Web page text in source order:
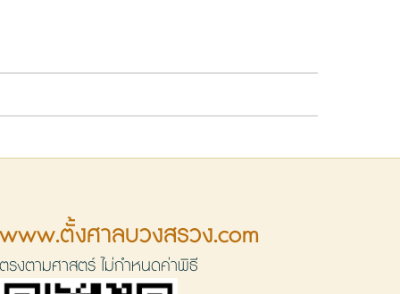
ตั้งศาลบวงสรวง.com
รงตามศาสตร์ ไม่กำหนดค่าพิธี